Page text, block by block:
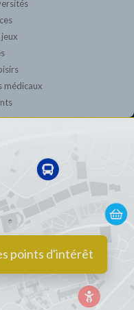
médicaux
points d'intérêt